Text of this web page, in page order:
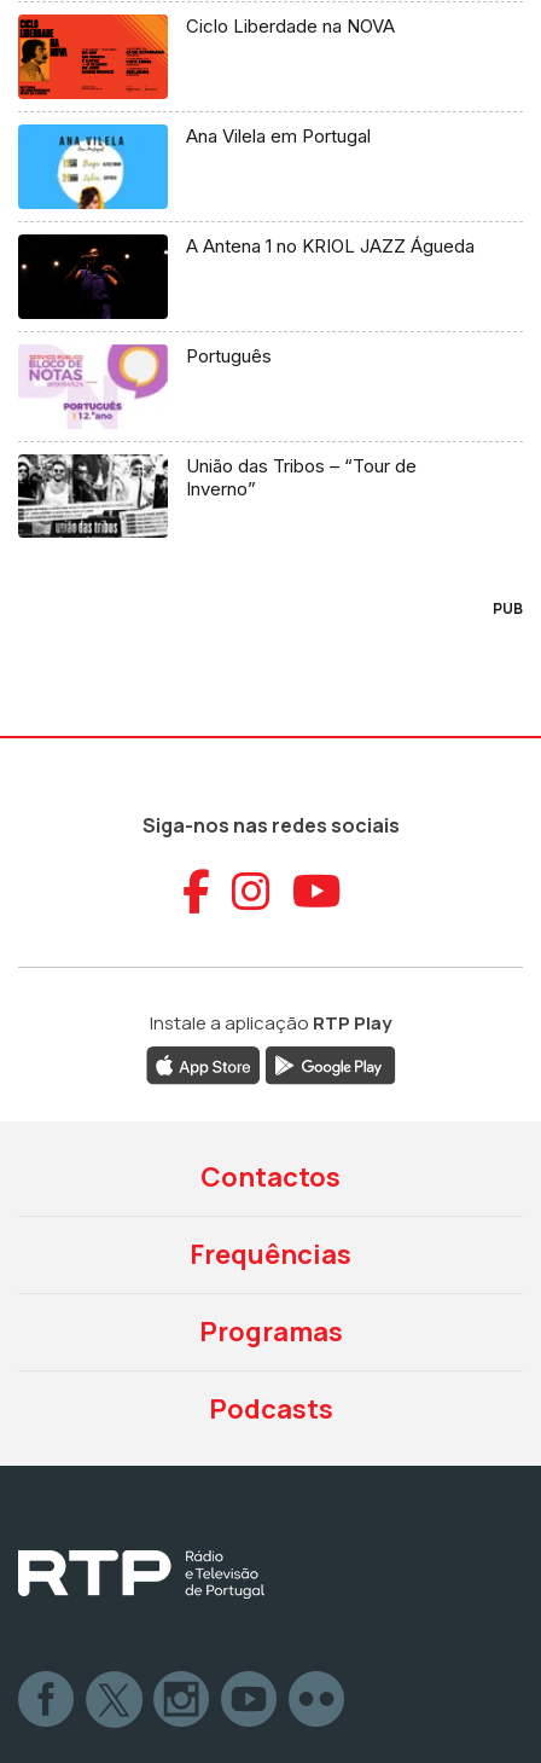
Ciclo Liberdade na NOVA
Ana Vilela em Portugal
A Antena 1 no KRIOL JAZZ Águeda
Português
União das Tribos – “Tour de
Inverno”
PUB
Siga-nos nas redes sociais
Aceder ao
Aceder ao
Aceder
Instale a aplicação RTP Play
Contactos
Frequências
Programas
Podcasts